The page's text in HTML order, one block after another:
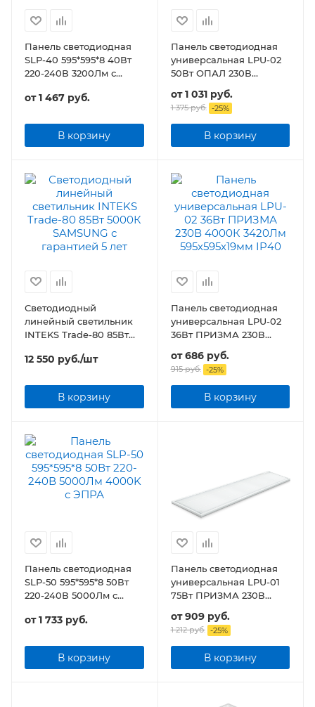
Панель светодиодная
SLP-40 595*595*8 40Вт
220-240В 3200Лм с
от1 467 руб.
В корзину
Панель светодиодная
универсальная LPU-02
50Вт ОПАЛ 230В
IP40
от1 031 руб.
1 375 руб. -25%
В корзину
Светодиодный
линейный светильник
INTEKS Trade-80 85Вт
12 550 руб./шт
В корзину
Панель светодиодная
универсальная LPU-02
36Вт ПРИЗМА 230В
IP40
от686 руб.
915 руб. -25%
В корзину
Панель светодиодная
SLP-50 595*595*8 50Вт
220-240В 5000Лм с
от1 733 руб.
В корзину
Панель светодиодная
универсальная LPU-01
75Вт ПРИЗМА 230В
180х1195х19мм IP40
от909 руб.
1 212 руб. -25%
В корзину